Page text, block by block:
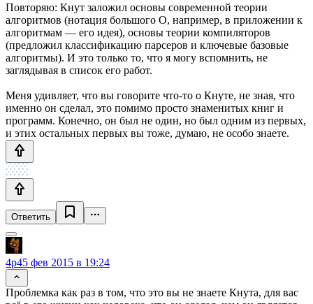
Повторяю: Кнут заложил основы современной теории
алгоритмов (нотация большого О, например, в приложении к
алгоритмам — его идея), основы теории компиляторов
(предложил классификацию парсеров и ключевые базовые
алгоритмы). И это только то, что я могу вспомнить, не
заглядывая в список его работ.
Меня удивляет, что вы говорите что-то о Кнуте, не зная, что
именно он сделал, это помимо просто знаменитых книг и
программ. Конечно, он был не один, но был одним из первых,
и этих остальных первых вы тоже, думаю, не особо знаете.
Ответить
4p45 фев 2015 в 19:24
Проблемка как раз в том, что это вы не знаете Кнута, для вас